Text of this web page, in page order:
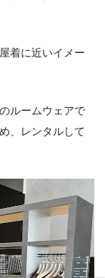
着に近いイメー
ルームウェアで
、レンタルして